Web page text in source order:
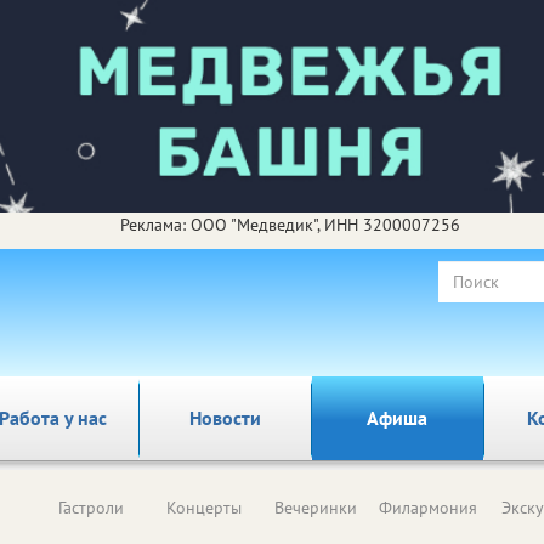
Реклама: ООО "Медведик", ИНН 3200007256
у нас Новости Афиша
Гастроли Концерты Вечеринки Филармония